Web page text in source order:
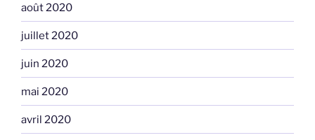
août 2020
juillet 2020
juin 2020
mai 2020
avril 2020